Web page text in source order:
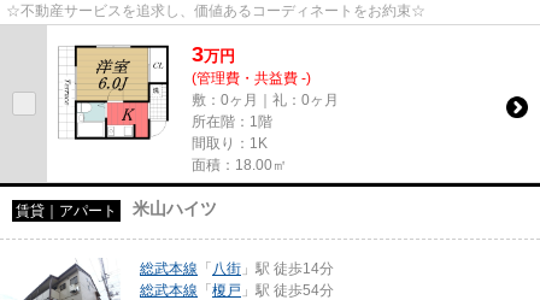
☆不動産サービスを追求し、価値あるコーディネートをお約束☆
3万円
(管理費・共益費 -)
敷：0ヶ月｜礼：0ヶ月
所在階：1階
間取り：1K
面積：18.00㎡
賃貸｜アパート 米山ハイツ
総武本線 「 八街 」駅 徒歩14分
総武本線 「榎戸 」駅 徒歩54分